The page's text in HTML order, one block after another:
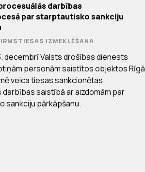
darbības
par starptautisko sankciju
IZMEKLĒŠANA
decembrī Valsts drošības dienests
personām saistītos objektos Rīgā
veica tiesas sankcionētas
saistībā ar aizdomām par
sankciju pārkāpšanu.